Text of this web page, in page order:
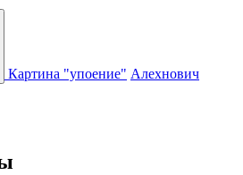
Картина "упоение" Алехнович